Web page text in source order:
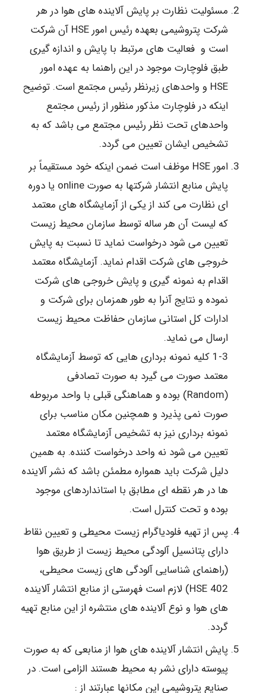
مسئولیت نظارت بر پایش آلاینده های هوا در هر
شرکت پتروشیمی بعهده رئیس امور HSE آن شرکت
است و فعالیت های مرتبط با پایش و اندازه گیری
طبق فلوچارت موجود در این راهنما به عهده امور
HSE و واحدهای زیرنظر رئیس مجتمع است. توضیح
اینکه در فلوچارت مذکور منظور از رئیس مجتمع
واحدهای تحت نظر رئیس مجتمع می باشد که به
تشخیص ایشان تعیین می گردد.
امور HSE موظف است ضمن اینکه خود مستقیماً بر
پایش منابع انتشار شرکتها به صورت online یا دوره
ای نظارت می کند از یکی از آزمایشگاه های معتمد
که لیست آن هر ساله توسط سازمان محیط زیست
تعیین می شود درخواست نماید تا نسبت به پایش
خروجی های شرکت اقدام نماید. آزمایشگاه معتمد
اقدام به نمونه گیری و پایش خروجی های شرکت
نموده و نتایج آنرا به طور همزمان برای شرکت و
ادارات کل استانی سازمان حفاظت محیط زیست
ارسال می نماید.
1-3 کلیه نمونه برداری هایی که توسط آزمایشگاه
معتمد صورت می گیرد به صورت تصادفی
(Random) بوده و هماهنگی قبلی با واحد مربوطه
صورت نمی پذیرد و همچنین مکان مناسب برای
نمونه برداری نیز به تشخیص آزمایشگاه معتمد
تعیین می شود نه واحد درخواست کننده. به همین
دلیل شرکت باید همواره مطمئن باشد که نشر آلاینده
ها در هر نقطه ای مطابق با استانداردهای موجود
بوده و تحت کنترل است.
پس از تهیه فلودیاگرام زیست محیطی و تعیین نقاط
دارای پتانسیل آلودگی محیط زیست از طریق هوا
(راهنمای شناسایی آلودگی های زیست محیطی،
HSE 402) لازم است فهرستی از منابع انتشار آلاینده
های هوا و نوع آلاینده های منتشره از این منابع تهیه
گردد.
پایش انتشار آلاینده های هوا از منابعی که به صورت
پیوسته دارای نشر به محیط هستند الزامی است. در
صنایع پتروشیمی این مکانها عبارتند از :